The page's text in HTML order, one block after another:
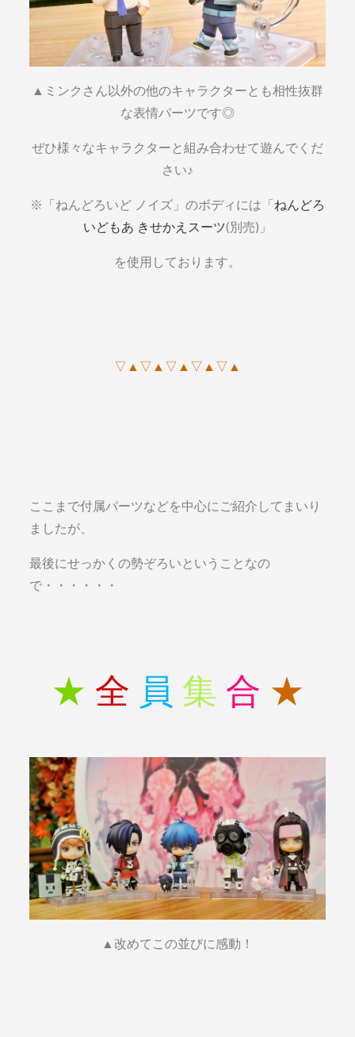
▲ミンクさん以外の他のキャラクターとも相性抜群
な表情パーツです◎
ぜひ様々なキャラクターと組み合わせて遊んでくだ
さい♪
※「ねんどろいど ノイズ」のボディには「ねんどろ
いどもあ きせかえスーツ(別売)」
を使用しております。
▽▲▽▲▽▲▽▲▽▲
ここまで付属パーツなどを中心にご紹介してまいり
ましたが、
最後にせっかくの勢ぞろいということなの
で・・・・・・
★ 全 員 集 合 ★
▲改めてこの並びに感動！